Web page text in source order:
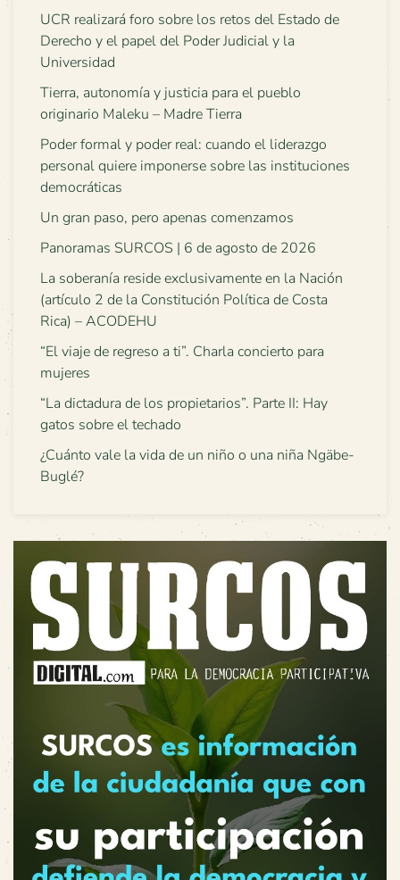
UCR realizará foro sobre los retos del Estado de
Derecho y el papel del Poder Judicial y la
Universidad
Tierra, autonomía y justicia para el pueblo
originario Maleku – Madre Tierra
Poder formal y poder real: cuando el liderazgo
personal quiere imponerse sobre las instituciones
democráticas
Un gran paso, pero apenas comenzamos
Panoramas SURCOS | 6 de agosto de 2026
La soberanía reside exclusivamente en la Nación
(artículo 2 de la Constitución Política de Costa
Rica) – ACODEHU
“El viaje de regreso a ti”. Charla concierto para
mujeres
“La dictadura de los propietarios”. Parte II: Hay
gatos sobre el techado
¿Cuánto vale la vida de un niño o una niña Ngäbe-
Buglé?